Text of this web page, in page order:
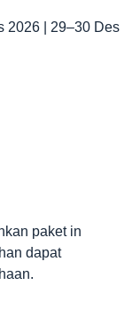
2026 | 29–30 Des
paket in
dapat